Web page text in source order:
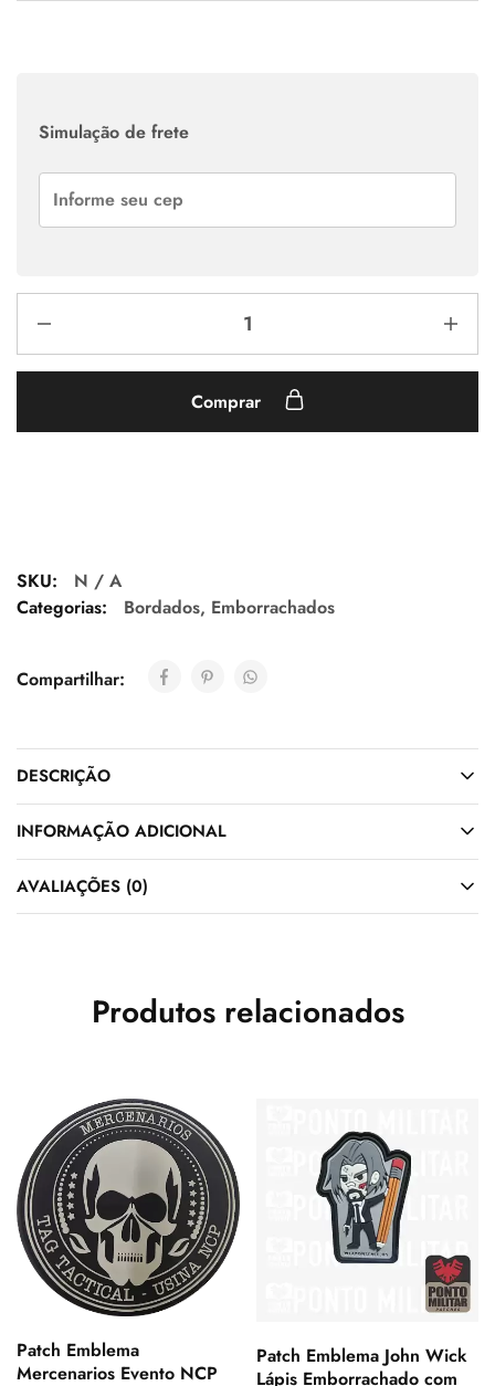
Simulação de frete
Comprar
SKU:
N / A
Categorias:
Bordados, Emborrachados
Compartilhar:
DESCRIÇÃO
INFORMAÇÃO ADICIONAL
AVALIAÇÕES (0)
Produtos relacionados
Patch Emblema
Mercenarios Evento NCP
Patch Emblema John Wick
Lápis Emborrachado com